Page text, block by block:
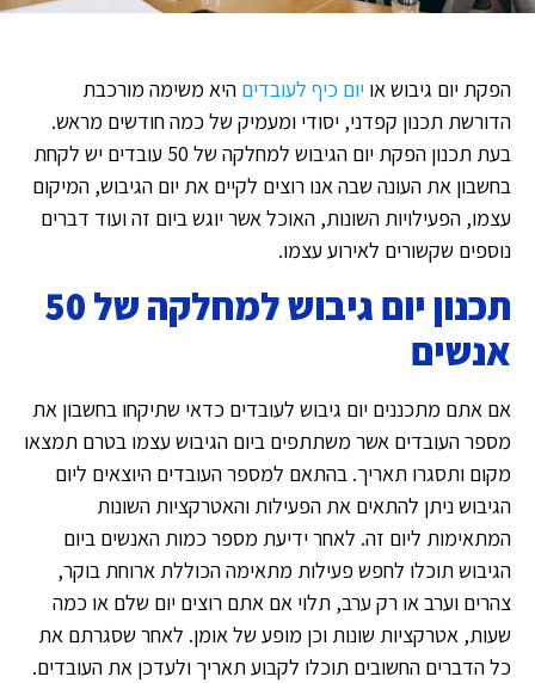
הפקת יום גיבוש או יום כיף לעובדים היא משימה מורכבת
הדורשת תכנון קפדני, יסודי ומעמיק של כמה חודשים מראש.
בעת תכנון הפקת יום הגיבוש למחלקה של 50 עובדים יש לקחת
בחשבון את העונה שבה אנו רוצים לקיים את יום הגיבוש, המיקום
עצמו, הפעילויות השונות, האוכל אשר יוגש ביום זה ועוד דברים
נוספים שקשורים לאירוע עצמו.
תכנון יום גיבוש למחלקה של 50
אנשים
אם אתם מתכננים יום גיבוש לעובדים כדאי שתיקחו בחשבון את
מספר העובדים אשר משתתפים ביום הגיבוש עצמו בטרם תמצאו
מקום ותסגרו תאריך. בהתאם למספר העובדים היוצאים ליום
הגיבוש ניתן להתאים את הפעילות והאטרקציות השונות
המתאימות ליום זה. לאחר ידיעת מספר כמות האנשים ביום
הגיבוש תוכלו לחפש פעילות מתאימה הכוללת ארוחת בוקר,
צהרים וערב או רק ערב, תלוי אם אתם רוצים יום שלם או כמה
שעות, אטרקציות שונות וכן מופע של אומן. לאחר שסגרתם את
כל הדברים החשובים תוכלו לקבוע תאריך ולעדכן את העובדים.